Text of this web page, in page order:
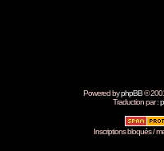
Powered byphpBB©
Traduction par :
Inscriptions bloqués /